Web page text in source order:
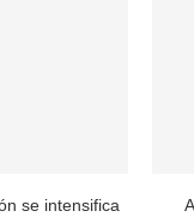
se intensifica